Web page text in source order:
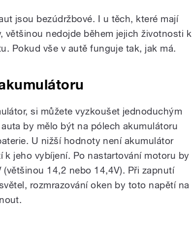
jsou bezúdržbové. I u těch, které mají
většinou nedojde během jejich životnosti k
Pokud vše v autě funguje tak, jak má.
si můžete vyzkoušet jednoduchým
by mělo být na pólech akumulátoru
U nižší hodnoty není akumulátor
k jeho vybíjení. Po nastartování motoru by
14,2 nebo 14,4V). Při zapnutí
rozmrazování oken by toto napětí na